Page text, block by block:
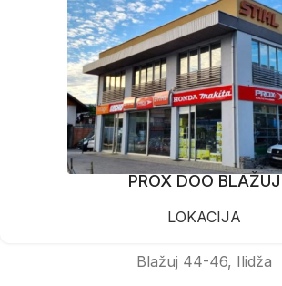
PROX DOO BLAŽUJ
LOKACIJA
Blažuj 44-46, Ilidža